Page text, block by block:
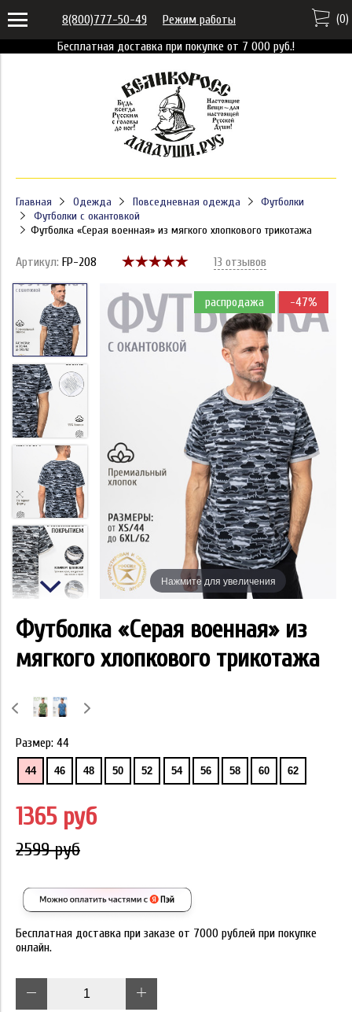
Бесплатная доставка при покупке от 7 000 руб.!
8(800)777-50-49 Режим работы (0)
Главная Одежда Повседневная одежда
Футболки
Футболки с окантовкой
Футболка «Серая военная» из мягкого хлопкового трикотажа
Артикул: FP-208 13 отзывов
распродажа -47%
Нажмите для увеличения
Футболка «Серая военная» из
мягкого хлопкового трикотажа
Размер: 44
44 46 48 50 52 54 56 58 60 62
1365 руб
2599 руб
Бесплатная доставка при заказе от 7000 рублей при покупке
онлайн.